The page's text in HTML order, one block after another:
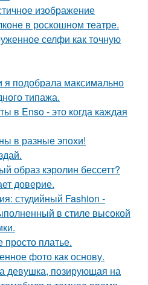
изображение
в роскошном театре.
селфи как точную
подобрала максимально
типажа.
в Enso - это когда каждая
в разные эпохи!
образ кэролин бессетт?
доверие.
студийный Fashion -
в стиле высокой
платье.
фото как основу.
девушка, позирующая на